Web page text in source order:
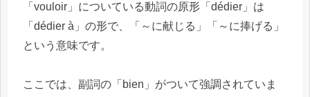
「vouloir」についている動詞の原形「dédier」は
「dédier à」の形で、「～に献じる」「～に捧げる」
という意味です。
ここでは、副詞の「bien」がついて強調されていま